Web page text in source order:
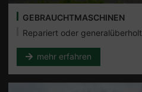
GEBRAUCHTMASCHINEN
Repariert oder generalüberholt
mehr erfahren